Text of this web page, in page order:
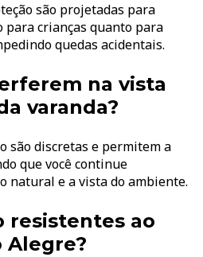
são projetadas para
crianças quanto para
quedas acidentais.
na vista
varanda?
são discretas e permitem a
que você continue
natural e a vista do ambiente.
resistentes ao
Alegre?